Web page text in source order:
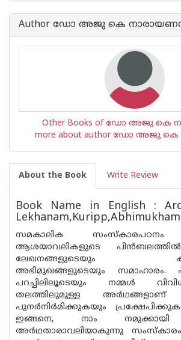
Author ഡോ അജു കെ
Other Books of ഡോ അജു കെ
more about author ഡോ അജു
About the Book Write Review
Book Name in English :
Lekhanam,Kuripp,Abhimukham
സമകാലിക സംസ്‌കാരപഠനം
ആശയാവലികളുടെ
ലേഖനങ്ങളുടെയും
അഭിമുഖങ്ങളുടെയും സമാഹാരം.
പറച്ചിലിലൂടെയും നമ്മൾ
തലത്തിലുമുള്ള അർഥങ്ങളാണ്
പുനർനിർമിക്കുകയും
ഇങ്ങനെ, നാം നമുക്കായി
അർഥതാരാവലിയാകുന്നു